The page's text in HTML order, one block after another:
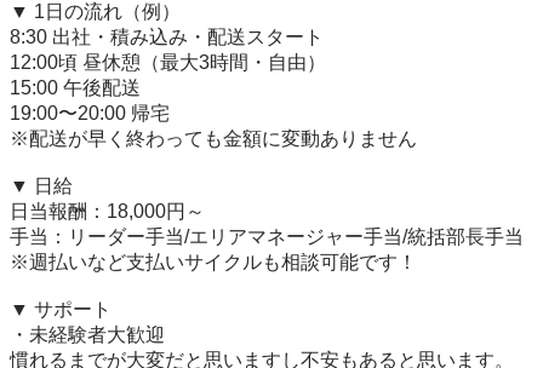
▼ 1日の流れ（例）
8:30 出社・積み込み・配送スタート
12:00頃 昼休憩（最大3時間・自由）
15:00 午後配送
19:00〜20:00 帰宅
※配送が早く終わっても金額に変動ありません
▼ 日給
日当報酬：18,000円～
手当：リーダー手当/エリアマネージャー手当/統括部長手当
※週払いなど支払いサイクルも相談可能です！
▼ サポート
・未経験者大歓迎
慣れるまでが大変だと思いますし不安もあると思います。